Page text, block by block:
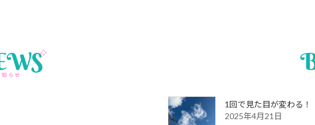
1回で見た目が変わる！
2025年4月21日